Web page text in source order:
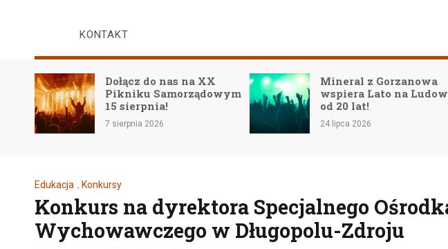
KONTAKT
Dołącz do nas na XX
Pikniku Samorządowym
15 sierpnia!
7 sierpnia 2026
Mineral z Gorzanowa
wspiera Lato na Ludowo
od 20 lat!
24 lipca 2026
Edukacja , Konkursy
Konkurs na dyrektora Specjalnego
Wychowawczego w Długopolu-Zdroju